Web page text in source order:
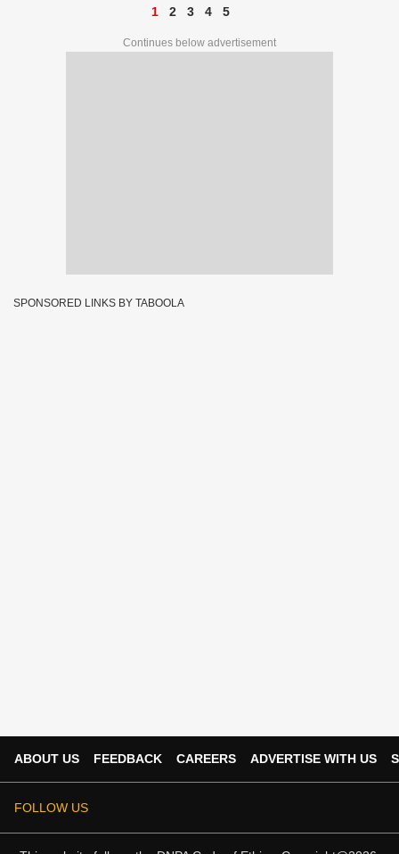
1 2 3 4 5
Continues below advertisement
SPONSORED LINKS BY TABOOLA
ABOUT US FEEDBACK CAREERS ADVERTISE WITH US
FOLLOW US